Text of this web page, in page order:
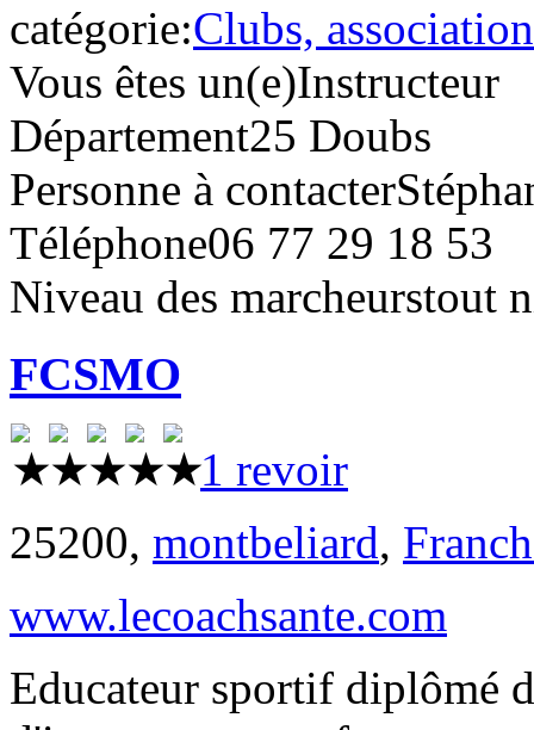
catégorie:Clubs,
Vous êtes un(e)Instructeur
Département25 Doubs
Personne à contacter
Téléphone06 77 29 18 53
Niveau des marcheurstout
FCSMO
1 revoir
25200, montbeliard,
www.lecoachsante.com
Educateur sportif diplômé